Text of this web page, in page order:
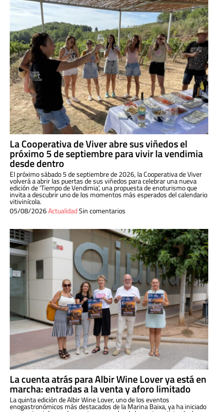
La Cooperativa de Viver abre sus viñedos el
próximo 5 de septiembre para vivir la vendimia
desde dentro
El próximo sábado 5 de septiembre de 2026, la Cooperativa de Viver
volverá a abrir las puertas de sus viñedos para celebrar una nueva
edición de ‘Tiempo de Vendimia’, una propuesta de enoturismo que
invita a descubrir uno de los momentos más esperados del calendario
vitivinícola.
05/08/2026ActualidadSin comentarios
La cuenta atrás para Albir Wine Lover ya está en
marcha: entradas a la venta y aforo limitado
La quinta edición de Albir Wine Lover, uno de los eventos
enogastronómicos más destacados de la Marina Baixa, ya ha iniciado